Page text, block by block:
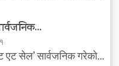
सेल’ सार्वजनिक गरेको...